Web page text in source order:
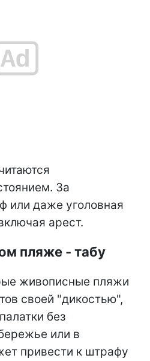
За
или даже уголовная
арест.
пляже - табу
живописные пляжи
своей "дикостью",
без
или в
привести к штрафу